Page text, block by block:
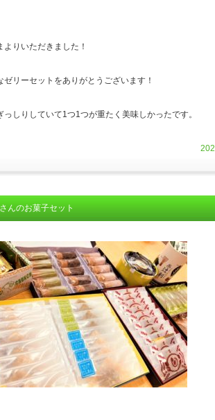
よりいただきました！
ゼリーセットをありがとうございます！
っしりしていて1つ1つが重たく美味しかったです。
んのお菓子セット